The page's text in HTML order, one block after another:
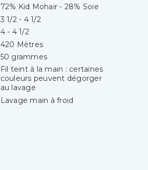
72% Kid Mohair - 28% Soie
3 1/2 - 4 1/2
4 - 4 1/2
420 Mètres
50 grammes
Fil teint à la main : certaines
couleurs peuvent dégorger
au lavage
Lavage main à froid